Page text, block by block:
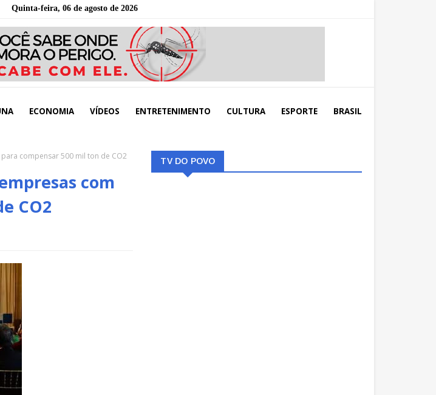
Quinta-feira, 06 de agosto de 2026
ECONOMIA VÍDEOS ENTRETENIMENTO CULTURA ESPORTE BRASIL
compensar 500 mil ton de CO2
com
CO2
TV DO POVO